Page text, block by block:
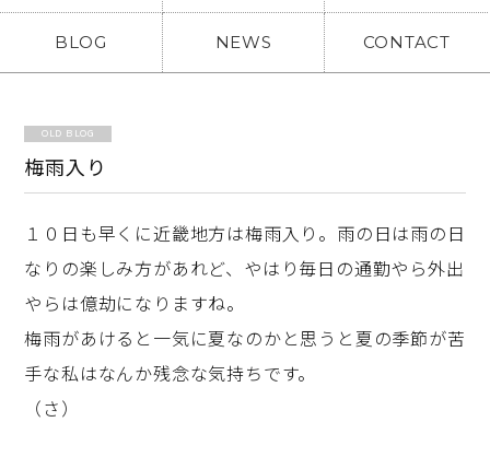
BLOG NEWS CONTACT
OLD BLOG
梅雨入り
１０日も早くに近畿地方は梅雨入り。雨の日は雨の日
なりの楽しみ方があれど、やはり毎日の通勤やら外出
やらは億劫になりますね。
梅雨があけると一気に夏なのかと思うと夏の季節が苦
手な私はなんか残念な気持ちです。
（さ）